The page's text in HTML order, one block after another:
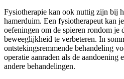
Fysiotherapie kan ook nuttig zijn bij
hamerduim. Een fysiotherapeut kan
oefeningen om de spieren rondom je
beweeglijkheid te verbeteren. In
ontstekingsremmende behandeling
operatie aanraden als de aandoening
andere behandelingen.